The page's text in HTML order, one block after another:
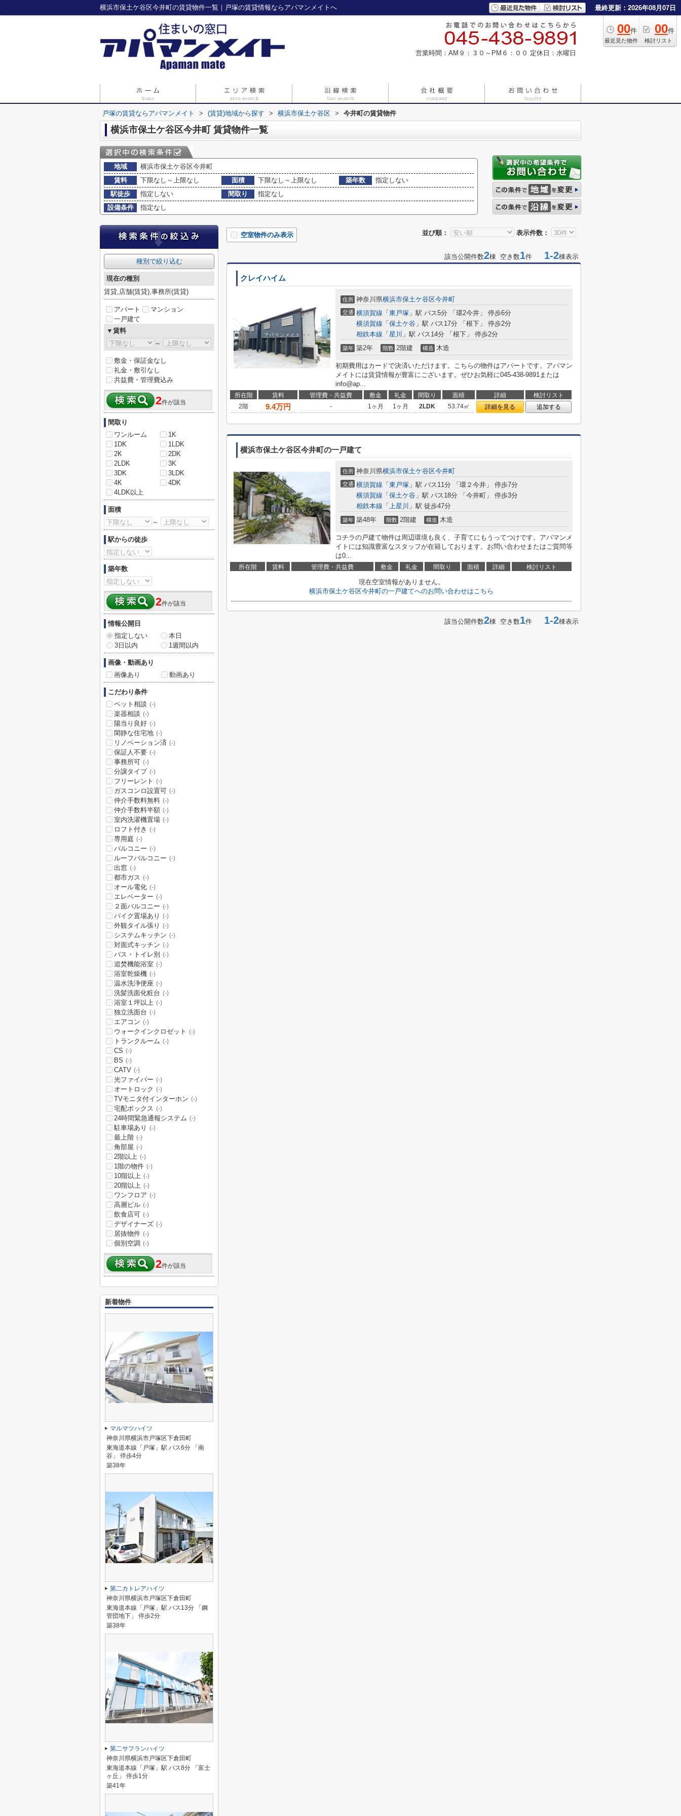
横浜市保土ケ谷区今井町の賃貸物件一覧｜戸塚の賃貸情報ならアパマンメイトへ 最終更新：2026年08月07日
00件
最近見た物件
00件
検討リスト
営業時間：AM９：３０～PM６：００ 定休日：水曜日
戸塚の賃貸ならアパマンメイト > (賃貸)地域から探す > 横浜市保土ケ谷区 > 今井町の賃貸物件
横浜市保土ケ谷区今井町 賃貸物件一覧
地域
横浜市保土ケ谷区今井町
賃料
下限なし～上限なし 面積 下限なし～上限なし 築年数
指定しない
駅徒歩
指定しない 間取り
指定なし
設備条件
指定なし
並び順： 表示件数：
空室物件のみ表示
該当公開件数2棟 空き数1件 1-2棟表示
クレイハイム
住所 神奈川県横浜市保土ケ谷区今井町
交通 横須賀線 「 東戸塚 」駅 バス5分 「環2今井」 停歩6分
横須賀線 「 保土ケ谷 」駅 バス17分 「根下」 停歩2分
相鉄本線 「 星川 」駅 バス14分 「根下」 停歩2分
築年 築2年 階数 2階建 構造 木造
初期費用はカードで決済いただけます。こちらの物件はアパートです。アパマン
メイトには賃貸情報が豊富にございます。ぜひお気軽に045-438-9891または
info@ap...
所在階 賃料 管理費・共益費 敷金 礼金 間取り 面積 詳細
検討リスト
2階
9.4万円 - 1ヶ月 1ヶ月 2LDK 53.74㎡ 詳細を見る 追加する
横浜市保土ケ谷区今井町の一戸建て
住所 神奈川県横浜市保土ケ谷区今井町
交通 横須賀線 「 東戸塚 」駅 バス11分 「環２今井」 停歩7分
横須賀線 「 保土ケ谷 」駅 バス18分 「今井町」 停歩3分
相鉄本線 「 上星川 」駅 徒歩47分
築年 築48年 階数 2階建 構造 木造
コチラの戸建て物件は周辺環境も良く、子育てにもうってつけです。アパマンメ
イトには知識豊富なスタッフが在籍しております。お問い合わせまたはご質問等
は0...
所在階 賃料 管理費・共益費 敷金 礼金 間取り 面積 詳細 検討リスト
現在空室情報がありません。
横浜市保土ケ谷区今井町の一戸建てへのお問い合わせはこちら
該当公開件数2棟 空き数1件 1-2棟表示
種別で絞り込む
現在の種別
賃貸,店舗(賃貸),事務所(賃貸)
アパート
マンション
一戸建て
▼賃料
～
敷金・保証金なし
礼金・敷引なし
共益費・管理費込み
2件が該当
間取り
ワンルーム
1K
1DK
1LDK
2K
2DK
2LDK
3K
3DK
3LDK
4K
4DK
4LDK以上
面積
～
駅からの徒歩
築年数
2件が該当
情報公開日
指定しない
本日
3日以内
1週間以内
画像・動画あり
画像あり
動画あり
こだわり条件
ペット相談 (-)
楽器相談 (-)
陽当り良好 (-)
閑静な住宅地 (-)
リノベーション済 (-)
保証人不要 (-)
事務所可 (-)
分譲タイプ (-)
フリーレント (-)
ガスコンロ設置可 (-)
仲介手数料無料 (-)
仲介手数料半額 (-)
室内洗濯機置場 (-)
ロフト付き (-)
専用庭 (-)
バルコニー (-)
ルーフバルコニー (-)
出窓 (-)
都市ガス (-)
オール電化 (-)
エレベーター (-)
２面バルコニー (-)
バイク置場あり (-)
外観タイル張り (-)
システムキッチン (-)
対面式キッチン (-)
バス・トイレ別 (-)
追焚機能浴室 (-)
浴室乾燥機 (-)
温水洗浄便座 (-)
洗髪洗面化粧台 (-)
浴室１坪以上 (-)
独立洗面台 (-)
エアコン (-)
ウォークインクロゼット (-)
トランクルーム (-)
CS (-)
BS (-)
CATV (-)
光ファイバー (-)
オートロック (-)
TVモニタ付インターホン (-)
宅配ボックス (-)
24時間緊急通報システム (-)
駐車場あり (-)
最上階 (-)
角部屋 (-)
2階以上 (-)
1階の物件 (-)
10階以上 (-)
20階以上 (-)
ワンフロア (-)
高層ビル (-)
飲食店可 (-)
デザイナーズ (-)
居抜物件 (-)
個別空調 (-)
2件が該当
新着物件
マルマツハイツ
神奈川県横浜市戸塚区下倉田町
東海道本線「戸塚」駅 バス6分 「南
谷」 停歩4分
築38年
第二カトレアハイツ
神奈川県横浜市戸塚区下倉田町
東海道本線「戸塚」駅 バス13分 「鋼
管団地下」 停歩2分
築38年
第二サフランハイツ
神奈川県横浜市戸塚区下倉田町
東海道本線「戸塚」駅 バス8分 「富士
ヶ丘」 停歩1分
築41年